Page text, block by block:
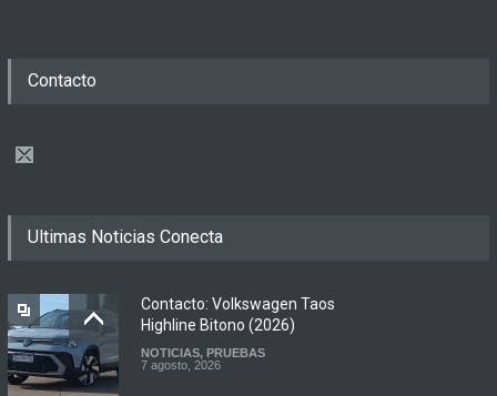
Contacto
Ultimas Noticias Conecta
Contacto: Volkswagen Taos
Highline Bitono (2026)
NOTICIAS, PRUEBAS
7 agosto, 2026